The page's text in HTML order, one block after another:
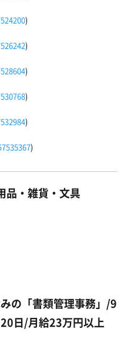
)
)
)
)
)
)
品・雑貨・文具
の「書類管理事務」/9
日/月給23万円以上